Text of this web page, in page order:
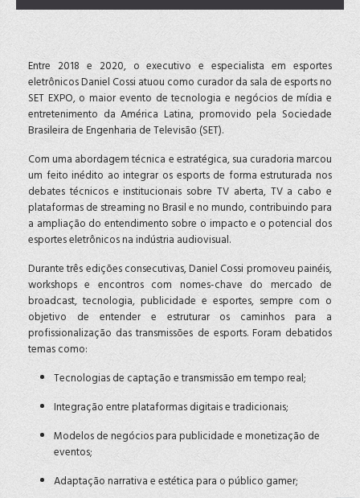
Entre 2018 e 2020, o executivo e especialista em esportes
eletrônicos Daniel Cossi atuou como curador da sala de esports no
SET EXPO, o maior evento de tecnologia e negócios de mídia e
entretenimento da América Latina, promovido pela Sociedade
Brasileira de Engenharia de Televisão (SET).
Com uma abordagem técnica e estratégica, sua curadoria marcou
um feito inédito ao integrar os esports de forma estruturada nos
debates técnicos e institucionais sobre TV aberta, TV a cabo e
plataformas de streaming no Brasil e no mundo, contribuindo para
a ampliação do entendimento sobre o impacto e o potencial dos
esportes eletrônicos na indústria audiovisual.
Durante três edições consecutivas, Daniel Cossi promoveu painéis,
workshops e encontros com nomes-chave do mercado de
broadcast, tecnologia, publicidade e esportes, sempre com o
objetivo de entender e estruturar os caminhos para a
profissionalização das transmissões de esports. Foram debatidos
temas como:
Tecnologias de captação e transmissão em tempo real;
Integração entre plataformas digitais e tradicionais;
Modelos de negócios para publicidade e monetização de
eventos;
Adaptação narrativa e estética para o público gamer;